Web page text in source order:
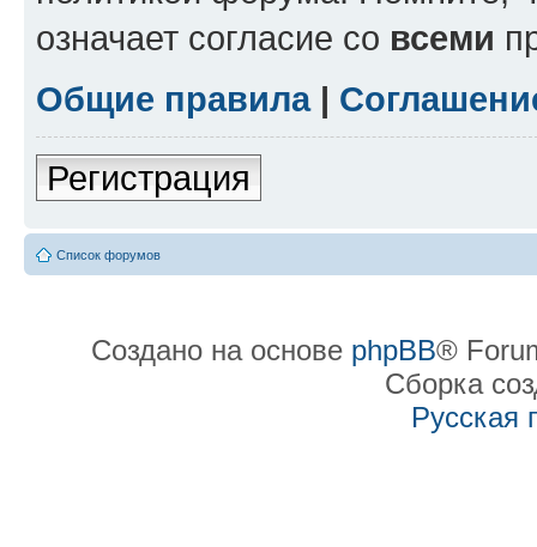
означает согласие со всеми
Общие правила|
Регистрация
Список форумов
Создано на основе phpBB®
Сборка
Русская